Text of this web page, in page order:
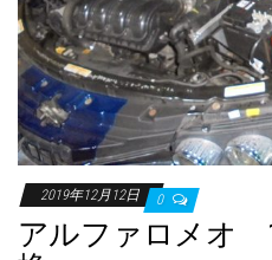
2019年12月12日 0
アルファロメオ